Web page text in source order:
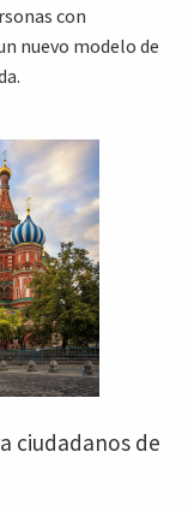
con
nuevo modelo de
ciudadanos de